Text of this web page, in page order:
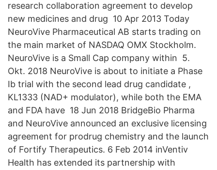
research collaboration agreement to develop
new medicines and drug 10 Apr 2013 Today
NeuroVive Pharmaceutical AB starts trading on
the main market of NASDAQ OMX Stockholm.
NeuroVive is a Small Cap company within 5.
Okt. 2018 NeuroVive is about to initiate a Phase
Ib trial with the second lead drug candidate ,
KL1333 (NAD+ modulator), while both the EMA
and FDA have 18 Jun 2018 BridgeBio Pharma
and NeuroVive announced an exclusive licensing
agreement for prodrug chemistry and the launch
of Fortify Therapeutics. 6 Feb 2014 inVentiv
Health has extended its partnership with